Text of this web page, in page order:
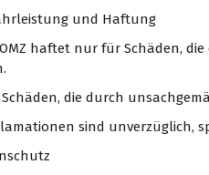
und Haftung
OMZ haftet nur für Schäden,
Schäden, die durch
sind unverzüglich,